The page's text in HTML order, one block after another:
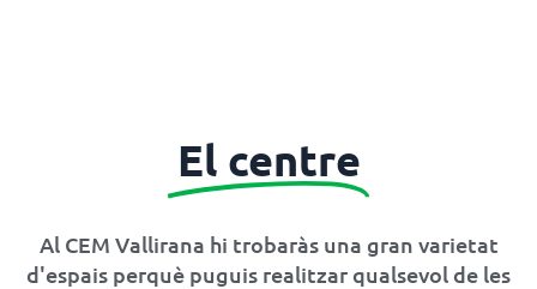
El centre
Al CEM Vallirana hi trobaràs una gran varietat
d'espais perquè puguis realitzar qualsevol de les